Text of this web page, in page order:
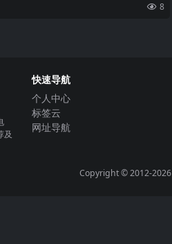
8
及
快速导航
个人中心
标签云
网址导航
Copyright © 2012-2026